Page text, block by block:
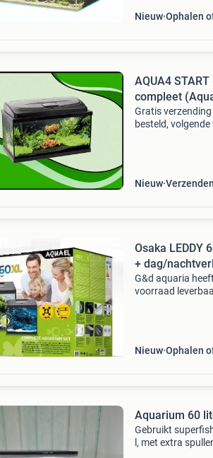
Nieuw Ophalen
AQUA4
compleet
Gratis
besteld,
Nieuw Verzenden
Osaka LEDDY
+ dag/
G&d aquaria
voorraad
Nieuw Ophalen
Aquarium 60
Gebruikt
l, met extra